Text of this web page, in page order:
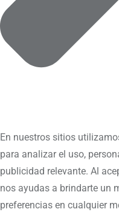
En nuestros sitios
para analizar el uso,
publicidad relevante. Al
nos ayudas a brindarte un
preferencias en cualquier